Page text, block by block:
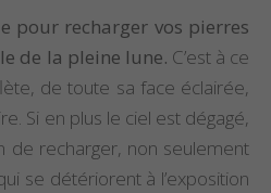
pour recharger vos pierres
de la pleine lune. C’est à ce
de toute sa face éclairée,
Si en plus le ciel est dégagé,
de recharger, non seulement
se détériorent à l’exposition